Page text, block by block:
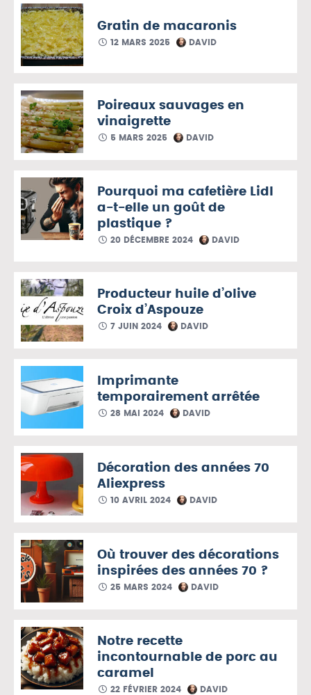
Gratin de macaronis
12 MARS 2025 DAVID
Poireaux sauvages en
vinaigrette
5 MARS 2025 DAVID
Pourquoi ma cafetière Lidl
a-t-elle un goût de
plastique ?
20 DÉCEMBRE 2024 DAVID
Producteur huile d’olive
Croix d’Aspouze
7 JUIN 2024 DAVID
Imprimante
temporairement arrêtée
28 MAI 2024 DAVID
Décoration des années 70
Aliexpress
10 AVRIL 2024 DAVID
Où trouver des décorations
inspirées des années 70 ?
25 MARS 2024 DAVID
Notre recette
incontournable de porc au
caramel
22 FÉVRIER 2024 DAVID